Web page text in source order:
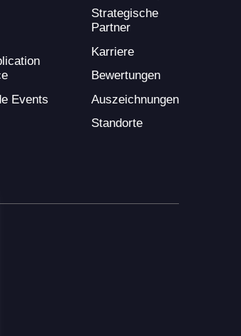
Events
Strategische
Partner
Karriere
Bewertungen
Auszeichnungen
Standorte